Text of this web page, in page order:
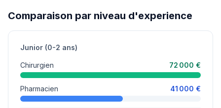
Comparaison par niveau d'experience
Junior (0-2 ans)
Chirurgien 72 000 €
Pharmacien 41 000 €